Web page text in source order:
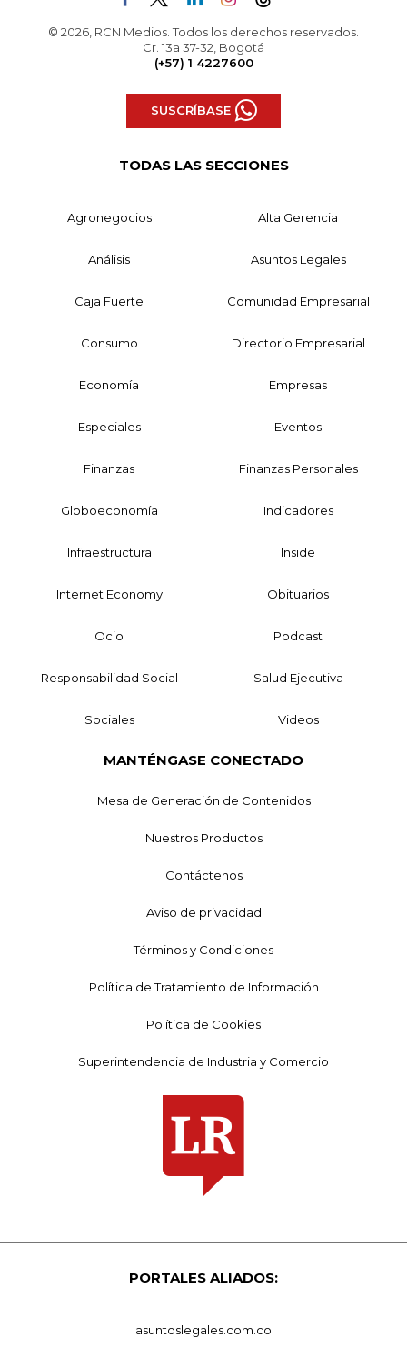
© 2026, RCN Medios. Todos los derechos reservados.
Cr. 13a 37-32, Bogotá
(+57) 1 4227600
SUSCRÍBASE
TODAS LAS SECCIONES
Agronegocios Alta Gerencia
Análisis Asuntos Legales
Caja Fuerte Comunidad Empresarial
Consumo Directorio Empresarial
Economía Empresas
Especiales Eventos
Finanzas Finanzas Personales
Globoeconomía Indicadores
Infraestructura Inside
Internet Economy Obituarios
Ocio Podcast
Responsabilidad Social Salud Ejecutiva
Sociales Videos
MANTÉNGASE CONECTADO
Mesa de Generación de Contenidos
Nuestros Productos
Contáctenos
Aviso de privacidad
Términos y Condiciones
Política de Tratamiento de Información
Política de Cookies
Superintendencia de Industria y Comercio
PORTALES ALIADOS:
asuntoslegales.com.co